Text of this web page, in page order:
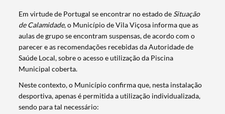
Em virtude de Portugal se encontrar no estado de Situação
de Calamidade, o Município de Vila Viçosa informa que as
aulas de grupo se encontram suspensas, de acordo com o
parecer e as recomendações recebidas da Autoridade de
Saúde Local, sobre o acesso e utilização da Piscina
Municipal coberta.
Neste contexto, o Município confirma que, nesta instalação
desportiva, apenas é permitida a utilização individualizada,
sendo para tal necessário: